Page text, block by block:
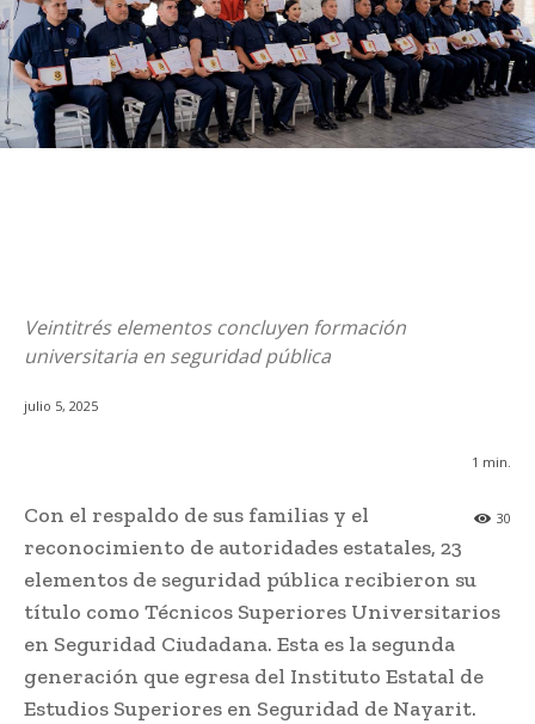
Veintitrés elementos concluyen formación
universitaria en seguridad pública
julio 5, 2025
1 min.
30
Con el respaldo de sus familias y el
reconocimiento de autoridades estatales, 23
elementos de seguridad pública recibieron su
título como Técnicos Superiores Universitarios
en Seguridad Ciudadana. Esta es la segunda
generación que egresa del Instituto Estatal de
Estudios Superiores en Seguridad de Nayarit.